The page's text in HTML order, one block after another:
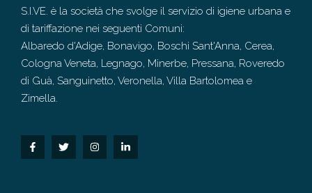
S.I.VE. è la società che svolge il servizio di igiene urbana e
di tariffazione nei seguenti Comuni:
Albaredo d'Adige, Bonavigo, Boschi Sant'Anna, Cerea,
Cologna Veneta, Legnago, Minerbe, Pressana, Roveredo
di Guà, Sanguinetto, Veronella, Villa Bartolomea e
Zimella.